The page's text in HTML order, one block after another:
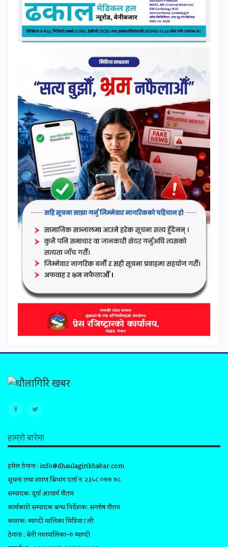
हाम्रो बारेमा
इमेल ठेगाना :info@dhaulagirikhabar.com
सूचना तथा प्रशारण बिभाग दर्ता न. २३५८ ०७७ ७८
सम्पादक: दुर्गा आचार्य गौतम
कार्यकारी सम्पादक प्रबन्ध निर्देशक: सन्तोष गौतम
प्रकाशक: म्याग्दी मालिका मिडिया प्रा.ली
ठेगाना : बेनी नगरपालिका–७ म्याग्दी